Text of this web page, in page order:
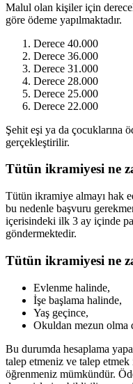
Malul olan kişiler için
göre ödeme yapılmaktadır.
Derece 40.000
Derece 36.000
Derece 31.000
Derece 28.000
Derece 25.000
Derece 22.000
Şehit eşi ya da çocuklarına
gerçekleştirilir.
Tütün ikramiyesi ne
Tütün ikramiye almayı hak
bu nedenle başvuru
içerisindeki ilk 3 ay içinde
göndermektedir.
Tütün ikramiyesi ne
Evlenme halinde,
İşe başlama halinde,
Yaş geçince,
Okuldan mezun olma
Bu durumda hesaplama
talep etmeniz ve talep
öğrenmeniz mümkündür.